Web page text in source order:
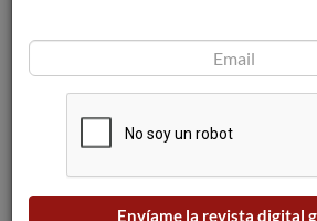
Agencias y
han visitado el
Familia Torres
bodega familiar de
Envíame la revista digital